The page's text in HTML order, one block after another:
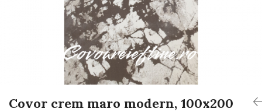
Covoare bisericesti
Covoare abstracte
Covoare 300/400
Covoare 200/250
Seturi pentru dormitoare latime 60
Seturi pentru dormitor latime 80
Covor crem maro modern, 100x200